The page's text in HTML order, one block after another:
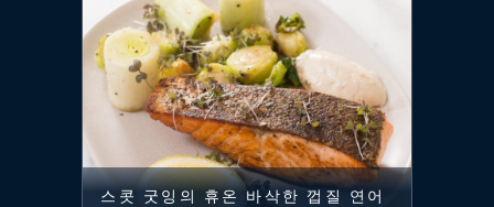
스콧 굿잉의 휴온 바삭한 껍질 연어